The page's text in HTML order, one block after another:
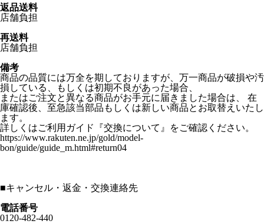
返品送料
店舗負担
再送料
店舗負担
備考
商品の品質には万全を期しておりますが、万一商品が破損や汚
損している、もしくは初期不良があった場合、
またはご注文と異なる商品がお手元に届きました場合は、 在
庫確認後、至急該当部品もしくは新しい商品とお取替えいたし
ます。
詳しくはご利用ガイド『交換について』をご確認ください。
https://www.rakuten.ne.jp/gold/model-
bon/guide/guide_m.html#return04
■キャンセル・返金・交換連絡先
電話番号
0120-482-440